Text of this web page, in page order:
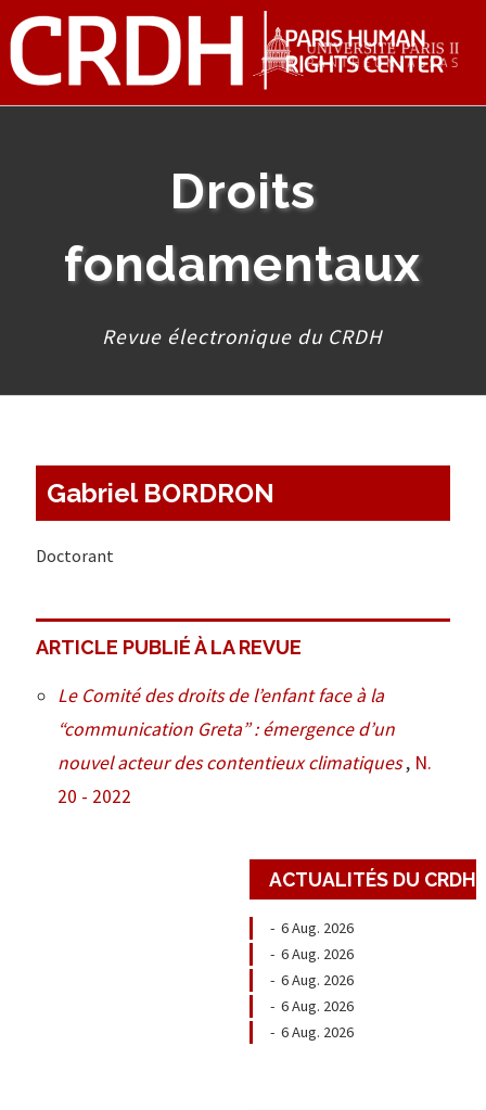
Droits
fondamentaux
Revue électronique du CRDH
Gabriel BORDRON
Doctorant
ARTICLE PUBLIÉ À LA REVUE
Le Comité des droits de l’enfant face à la
“communication Greta” : émergence d’un
nouvel acteur des contentieux climatiques , N.
20 - 2022
ACTUALITÉS DU CRDH
-6 Aug. 2026
-6 Aug. 2026
-6 Aug. 2026
-6 Aug. 2026
-6 Aug. 2026